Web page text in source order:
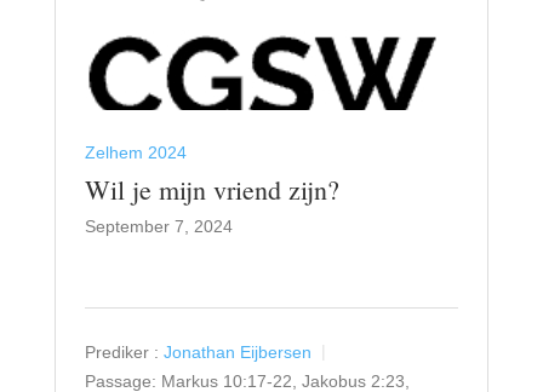
Zelhem 2024
Wil je mijn vriend zijn?
September 7, 2024
Prediker : Jonathan Eijbersen
Passage: Markus 10:17-22, Jakobus 2:23,